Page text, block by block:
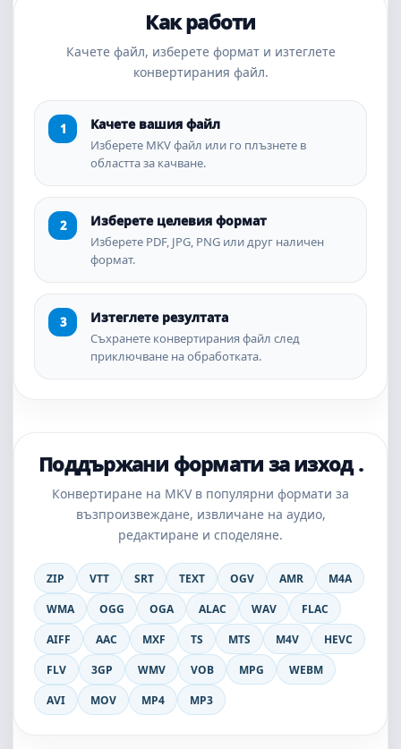
Как работи
Качете файл, изберете формат и изтеглете
конвертирания файл.
Качете вашия файл
Изберете MKV файл или го плъзнете в
областта за качване.
Изберете целевия формат
Изберете PDF, JPG, PNG или друг наличен
формат.
Изтеглете резултата
Съхранете конвертирания файл след
приключване на обработката.
Поддържани формати за изход .
Конвертиране на MKV в популярни формати за
възпроизвеждане, извличане на аудио,
редактиране и споделяне.
ZIP VTT SRT TEXT OGV AMR
M4A
WMA
OGG OGA ALAC WAV
FLAC
AIFF
AAC MXF TS MTS M4V
HEVC
FLV
3GP WMV VOB MPG
WEBM
AVI
MOV MP4 MP3